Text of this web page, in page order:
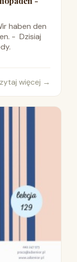
haben den
- Dzisiaj
więcej →